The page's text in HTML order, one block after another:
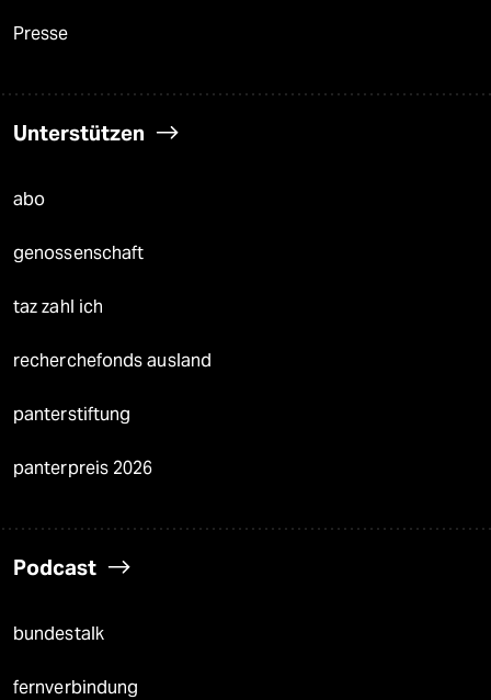
Presse
Unterstützen
abo
genossenschaft
taz zahl ich
recherchefonds ausland
panterstiftung
panterpreis 2026
Podcast
bundestalk
fernverbindung